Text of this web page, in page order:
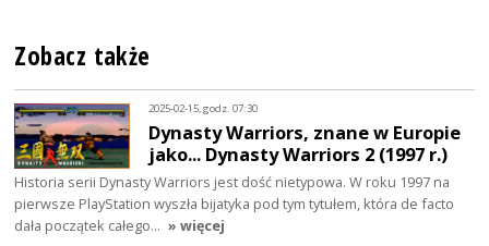
Zobacz także
2025-02-15, godz. 07:30
Dynasty Warriors, znane w Europie
jako... Dynasty Warriors 2 (1997 r.)
Historia serii Dynasty Warriors jest dość nietypowa. W roku 1997 na
pierwsze PlayStation wyszła bijatyka pod tym tytułem, która de facto
dała początek całego… » więcej